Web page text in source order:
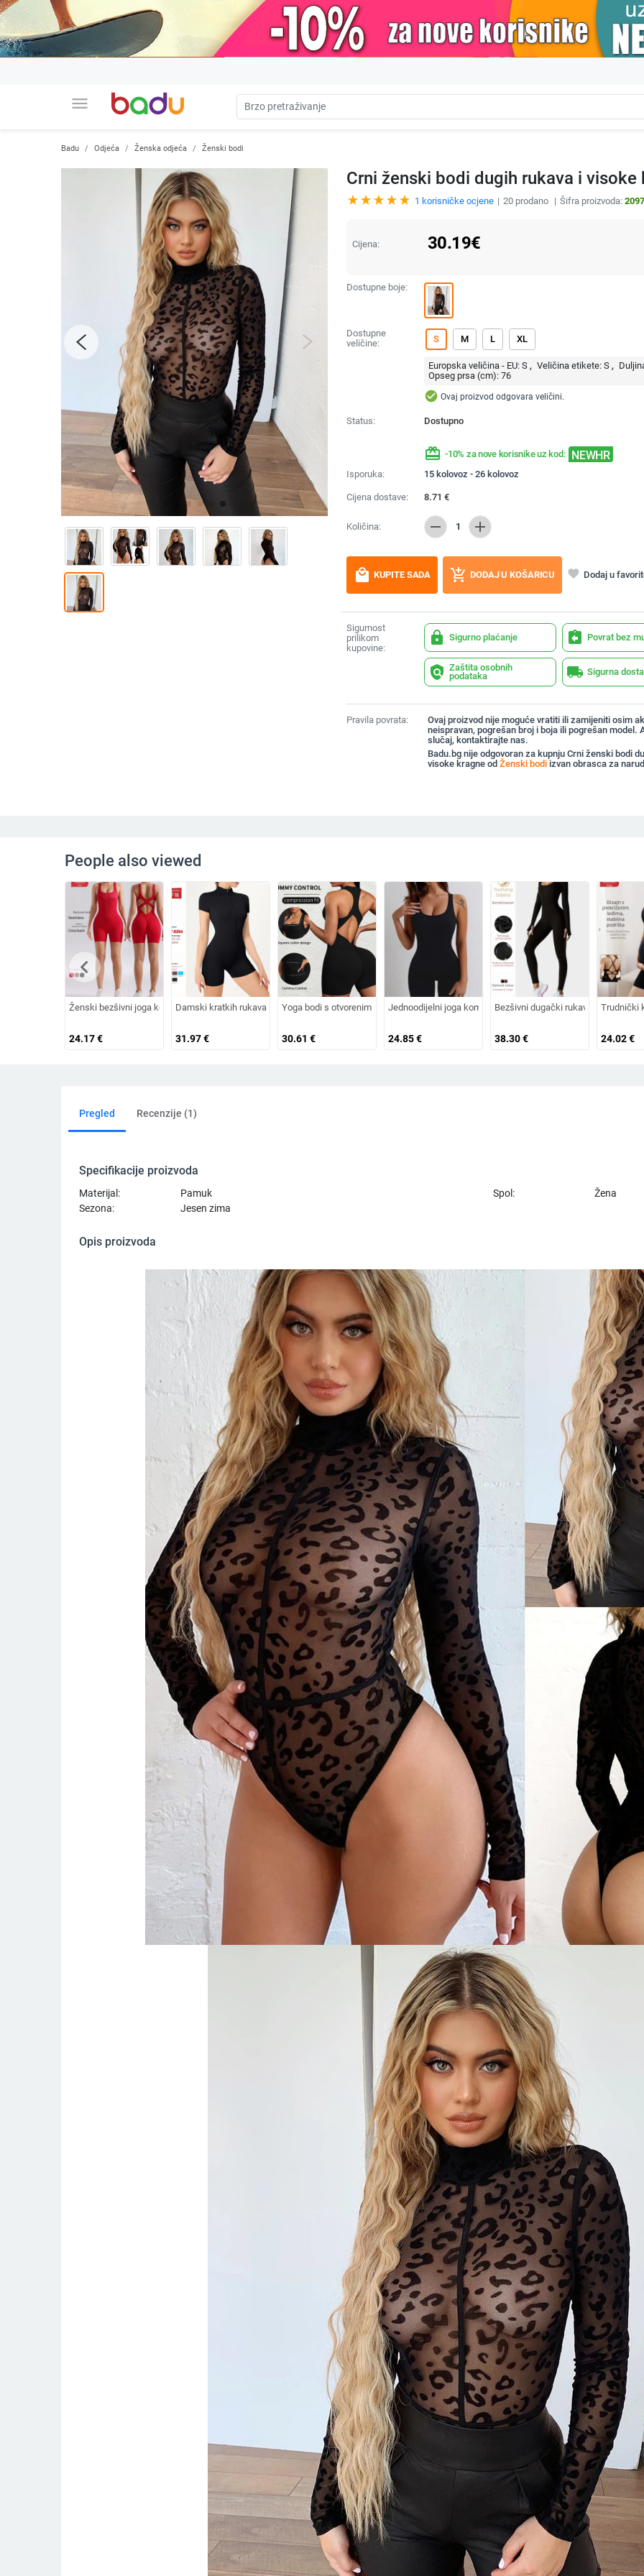
menu
Badu Odjeća Ženska odjeća Ženski bodi
Crni ženski bodi dugih rukava i visoke
1 korisničke ocjene 20prodano Šifra proizvoda:
Cijena: 30.19€
Dostupne boje:
Dostupne
veličine:
S M L XL
Europska veličina - EU: S Veličina etikete: S
Opseg prsa (cm): 76
check_circle Ovaj proizvod odgovara veličini.
Status: Dostupno
redeem -10% za nove korisnike uz kod: NEWHR
Isporuka: 15 kolovoz - 26 kolovoz
Cijena dostave: 8.71 €
Količina: remove 1 add
local_mall KUPITE SADA add_shopping_cart DODAJ U KOŠARICU favorite Dodaj u
Sigurnost
prilikom
kupovine:
lock Sigurno plaćanje assignment_return Povrat bez
policy Zaštita osobnih
podataka
local_shipping Sigurna
Pravila povrata:
Ovaj proizvod nije moguće vratiti ili zamijeniti osim
neispravan, pogrešan broj i boja ili pogrešan model.
slučaj, kontaktirajte nas.
Badu.bg nije odgovoran za kupnju Crni ženski bodi
visoke kragne od Ženski bodiizvan obrasca za
People also viewed
Ženski bezšivni joga kombinezon s prekriženim leđima, za trčanje na otvorenom, upija vlagu, 90% najlon, 10% spandeks, uklonjive jastuke za
24.17€
Damski kratkih rukava s zipom joga kombinezon s kraćim hlačama (Super elastičan, prozračan, tanak; tkanina
31.97€
Yoga bodi s otvorenim leđima i trakama, bezšavnog dizajna, Nylon-Spandex materijal,
30.61 €
Jednoodijelni joga kombinezon s brzo sušećom tkaninom, bez
24.85€
Bezšivni dugački rukav joga
38.30€
Trudnički
24.02€
chevron_left
Pregled Recenzije (1)
Specifikacije proizvoda
Materijal: Pamuk Spol:
Žena
Sezona:
Jesen zima
Opis proizvoda